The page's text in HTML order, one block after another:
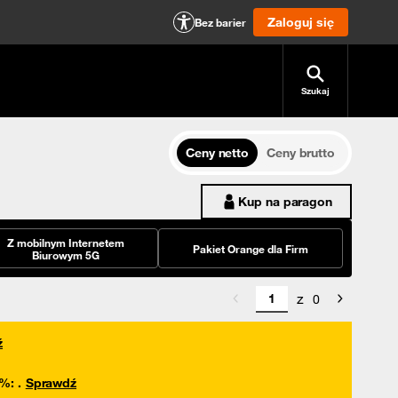
Bez barier Zaloguj się
Szukaj
Ceny netto
Ceny brutto
Kup na paragon
Z mobilnym Internetem
Biurowym 5G
Pakiet Orange dla Firm
z 0
: . Sprawdź